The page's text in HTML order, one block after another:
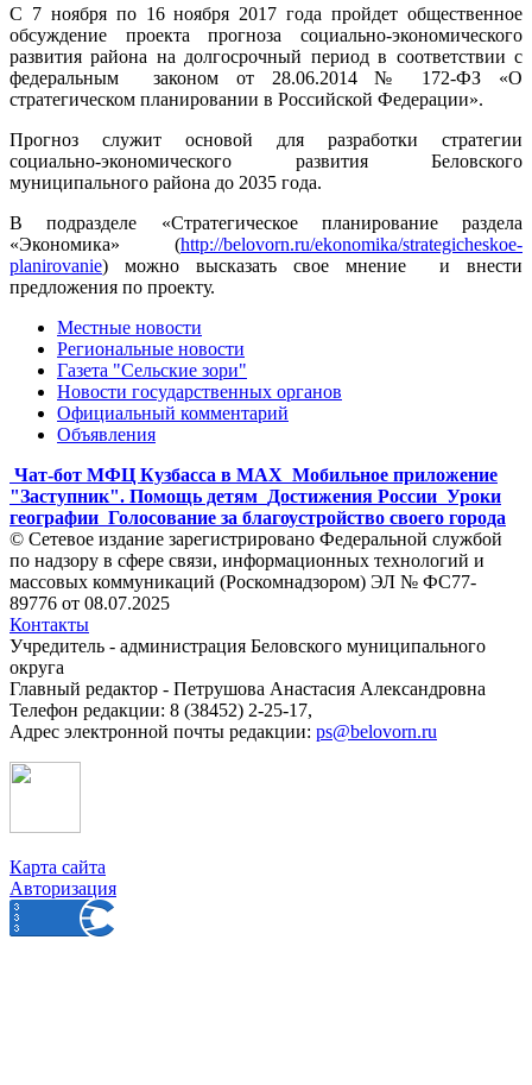
С 7 ноября по 16 ноября 2017 года пройдет общественное
обсуждение проекта прогноза социально-экономического
развития района на долгосрочный период в соответствии с
федеральным законом от 28.06.2014 № 172-ФЗ «О
стратегическом планировании в Российской Федерации».
Прогноз служит основой для разработки стратегии
социально-экономического развития Беловского
муниципального района до 2035 года.
В подразделе «Стратегическое планирование раздела
«Экономика» (http://belovorn.ru/ekonomika/strategicheskoe-
planirovanie) можно высказать свое мнение и внести
предложения по проекту.
Местные новости
Региональные новости
Газета "Сельские зори"
Новости государственных органов
Официальный комментарий
Объявления
Чат-бот МФЦ Кузбасса в MAX Мобильное приложение
"Заступник". Помощь детям Достижения России Уроки
географии Голосование за благоустройство своего города
© Сетевое издание зарегистрировано Федеральной службой
по надзору в сфере связи, информационных технологий и
массовых коммуникаций (Роскомнадзором) ЭЛ № ФС77-
89776 от 08.07.2025
Контакты
Учредитель - администрация Беловского муниципального
округа
Главный редактор - Петрушова Анастасия Александровна
Телефон редакции: 8 (38452) 2-25-17,
Адрес электронной почты редакции: ps@belovorn.ru
Карта сайта
Авторизация